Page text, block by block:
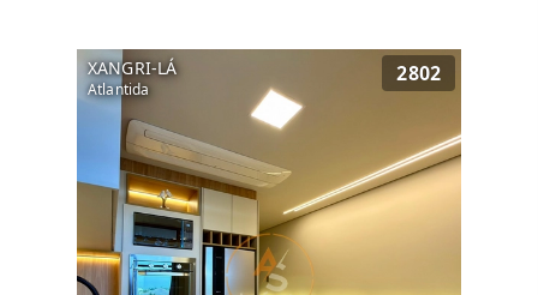
XANGRI-LÁ
Atlantida
2802